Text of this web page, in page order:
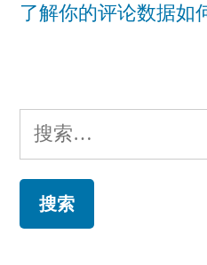
了解你的评论数据如
搜
索：